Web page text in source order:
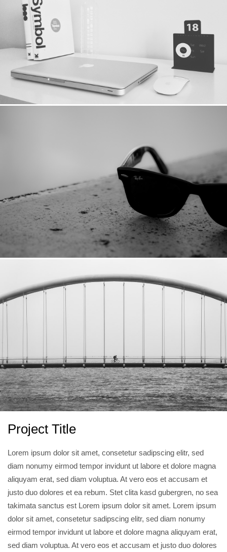
Project Title
Lorem ipsum dolor sit amet, consetetur sadipscing elitr, sed
diam nonumy eirmod tempor invidunt ut labore et dolore magna
aliquyam erat, sed diam voluptua. At vero eos et accusam et
justo duo dolores et ea rebum. Stet clita kasd gubergren, no sea
takimata sanctus est Lorem ipsum dolor sit amet. Lorem ipsum
dolor sit amet, consetetur sadipscing elitr, sed diam nonumy
eirmod tempor invidunt ut labore et dolore magna aliquyam erat,
sed diam voluptua. At vero eos et accusam et justo duo dolores